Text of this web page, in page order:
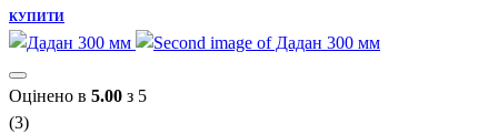
КУПИТИ
Оцінено в 5.00 з 5
(3)